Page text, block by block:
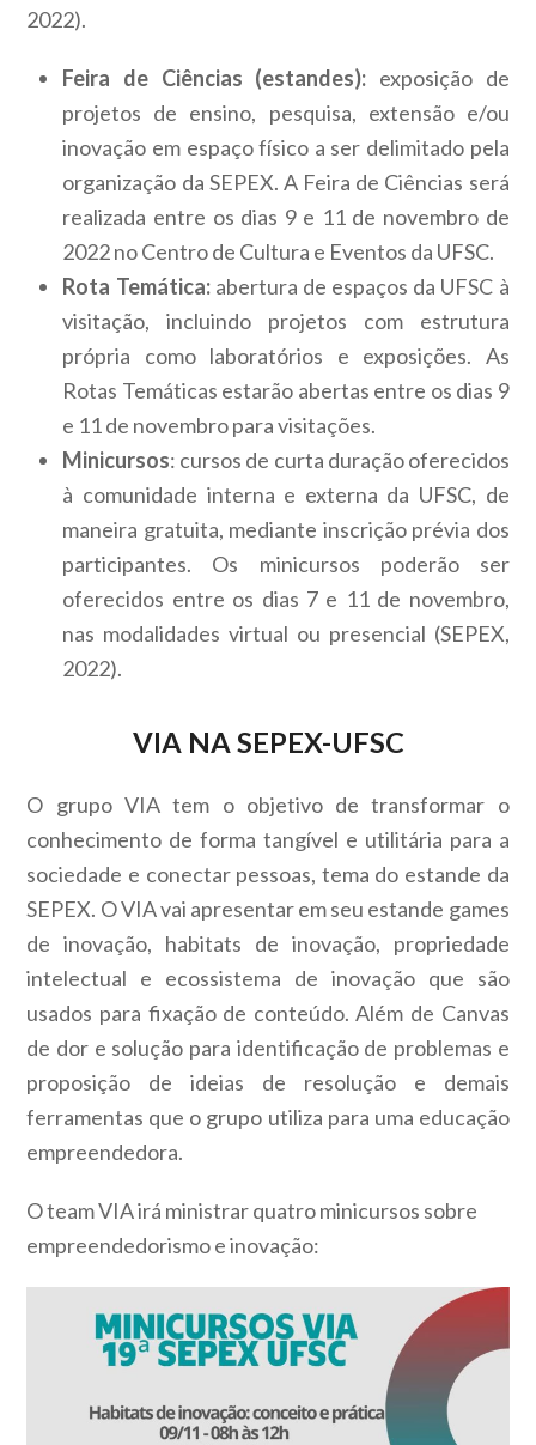
2022).
Feira de Ciências (estandes): exposição de
projetos de ensino, pesquisa, extensão e/ou
inovação em espaço físico a ser delimitado pela
organização da SEPEX. A Feira de Ciências será
realizada entre os dias 9 e 11 de novembro de
2022 no Centro de Cultura e Eventos da UFSC.
Rota Temática:abertura de espaços da UFSC à
visitação, incluindo projetos com estrutura
própria como laboratórios e exposições. As
Rotas Temáticas estarão abertas entre os dias 9
e 11 de novembro para visitações.
Minicursos: cursos de curta duração oferecidos
à comunidade interna e externa da UFSC, de
maneira gratuita, mediante inscrição prévia dos
participantes. Os minicursos poderão ser
oferecidos entre os dias 7 e 11 de novembro,
nas modalidades virtual ou presencial (SEPEX,
2022).
VIA NA SEPEX-UFSC
O grupo VIA tem o objetivo de transformar o
conhecimento de forma tangível e utilitária para a
sociedade e conectar pessoas, tema do estande da
SEPEX. O VIA vai apresentar em seu estande games
de inovação, habitats de inovação, propriedade
intelectual e ecossistema de inovação que são
usados para fixação de conteúdo. Além de Canvas
de dor e solução para identificação de problemas e
proposição de ideias de resolução e demais
ferramentas que o grupo utiliza para uma educação
empreendedora.
O team VIA irá ministrar quatro minicursos sobre
empreendedorismo e inovação: